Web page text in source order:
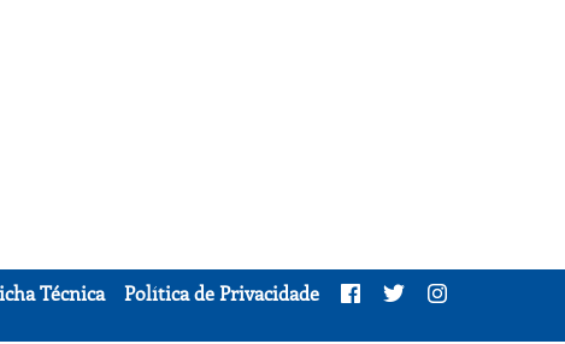
Técnica
Política de Privacidade